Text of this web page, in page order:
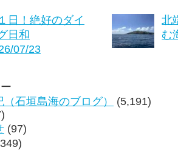
日！絶好のダイ
日和
07/23
北
む
（石垣島海のブログ）
(5,191)
(97)